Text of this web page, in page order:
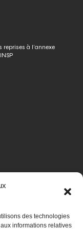
des technologies
informations relatives
à l’annexe